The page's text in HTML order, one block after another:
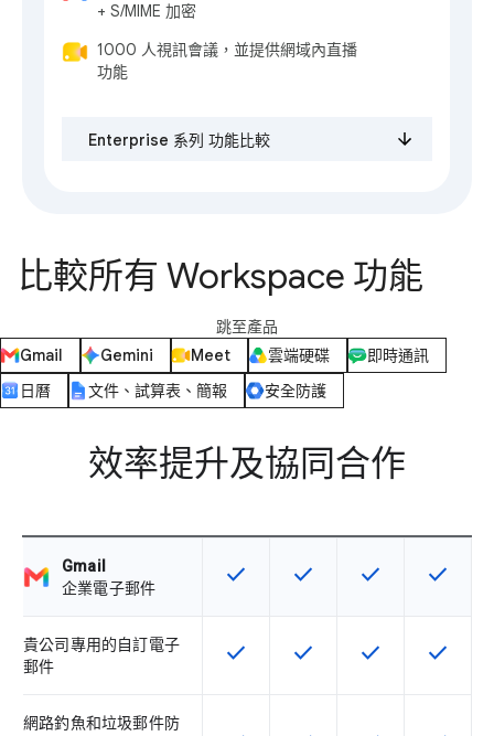
+ S/MIME 加密
1000 人視訊會議，並提供網域內直播
功能
Enterprise 系列 功能比較
比較所有 Workspace 功能
跳至產品
Gmail
Gemini Meet 雲端硬碟
即時通訊
日曆
文件、試算表、簡報 安全防護
效率提升及協同合作
Gmail
企業電子郵件
這項功能適用於該 SKU
check 這項功能適用於該 SKU
check 這項功能適用於
check 這項功
check
貴公司專用的自訂電子
郵件
這項功能適用於該 SKU
check 這項功能適用於該 SKU
check 這項功能適用於
check 這項功
check
網路釣魚和垃圾郵件防